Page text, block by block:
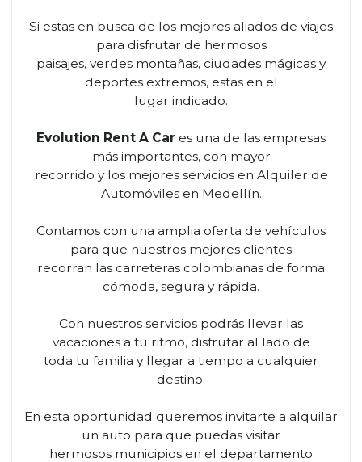
Si estas en busca de los mejores aliados de viajes
para disfrutar de hermosos
paisajes, verdes montañas, ciudades mágicas y
deportes extremos, estas en el
lugar indicado.
Evolution Rent A Car es una de las empresas
más importantes, con mayor
recorrido y los mejores servicios en Alquiler de
Automóviles en Medellín.
Contamos con una amplia oferta de vehículos
para que nuestros mejores clientes
recorran las carreteras colombianas de forma
cómoda, segura y rápida.
Con nuestros servicios podrás llevar las
vacaciones a tu ritmo, disfrutar al lado de
toda tu familia y llegar a tiempo a cualquier
destino.
En esta oportunidad queremos invitarte a alquilar
un auto para que puedas visitar
hermosos municipios en el departamento